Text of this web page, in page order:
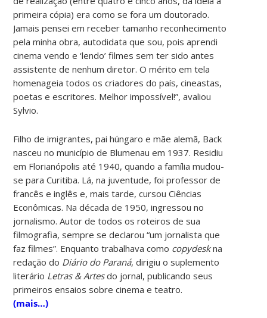
primeira cópia) era como se fora um doutorado.
Jamais pensei em receber tamanho reconhecimento
pela minha obra, autodidata que sou, pois aprendi
cinema vendo e ‘lendo’ filmes sem ter sido antes
assistente de nenhum diretor. O mérito em tela
homenageia todos os criadores do país, cineastas,
poetas e escritores. Melhor impossível!”, avaliou
Sylvio.
Filho de imigrantes, pai húngaro e mãe alemã, Back
nasceu no município de Blumenau em 1937. Residiu
em Florianópolis até 1940, quando a família mudou-
se para Curitiba. Lá, na juventude, foi professor de
francês e inglês e, mais tarde, cursou Ciências
Econômicas. Na década de 1950, ingressou no
jornalismo. Autor de todos os roteiros de sua
filmografia, sempre se declarou “um jornalista que
faz filmes”. Enquanto trabalhava como copydeskna
redação do Diário do Paraná, dirigiu o suplemento
literário Letras & Artesdo jornal, publicando seus
primeiros ensaios sobre cinema e teatro.
(mais…)